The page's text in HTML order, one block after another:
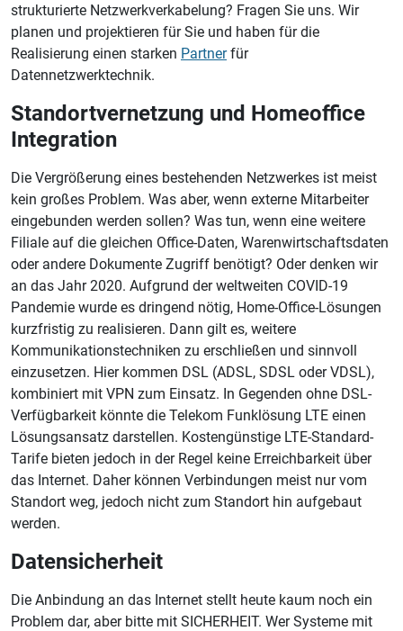
strukturierte Netzwerkverkabelung? Fragen Sie uns. Wir
planen und projektieren für Sie und haben für die
Realisierung einen starken Partnerfür
Datennetzwerktechnik.
Standortvernetzung und Homeoffice
Integration
Die Vergrößerung eines bestehenden Netzwerkes ist meist
kein großes Problem. Was aber, wenn externe Mitarbeiter
eingebunden werden sollen? Was tun, wenn eine weitere
Filiale auf die gleichen Office-Daten, Warenwirtschaftsdaten
oder andere Dokumente Zugriff benötigt? Oder denken wir
an das Jahr 2020. Aufgrund der weltweiten COVID-19
Pandemie wurde es dringend nötig, Home-Office-Lösungen
kurzfristig zu realisieren. Dann gilt es, weitere
Kommunikationstechniken zu erschließen und sinnvoll
einzusetzen. Hier kommen DSL (ADSL, SDSL oder VDSL),
kombiniert mit VPN zum Einsatz. In Gegenden ohne DSL-
Verfügbarkeit könnte die Telekom Funklösung LTE einen
Lösungsansatz darstellen. Kostengünstige LTE-Standard-
Tarife bieten jedoch in der Regel keine Erreichbarkeit über
das Internet. Daher können Verbindungen meist nur vom
Standort weg, jedoch nicht zum Standort hin aufgebaut
werden.
Datensicherheit
Die Anbindung an das Internet stellt heute kaum noch ein
Problem dar, aber bitte mit SICHERHEIT. Wer Systeme mit